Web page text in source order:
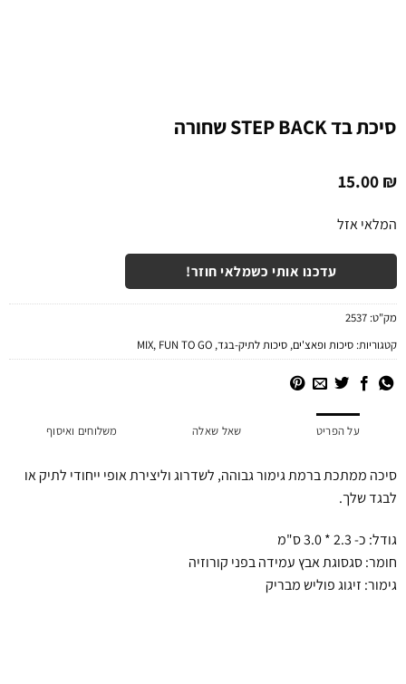
סיכת בד STEP BACK שחורה
15.00₪
המלאי אזל
עדכנו אותי כשמלאי חוזר!
מק"ט:2537
קטגוריות:סיכות ופאצ'ים,סיכות לתיק-בגד,
MIX ,FUN TO GO
על הפריט שאל שאלה משלוחים ואיסוף
סיכה ממתכת ברמת גימור גבוהה, לשדרוג וליצירת אופי ייחודי לתיק או
לבגד שלך.
גודל: כ- 2.3 * 3.0 ס"מ
חומר: סגסוגת אבץ עמידה בפני קורוזיה
גימור: זיגוג פוליש מבריק